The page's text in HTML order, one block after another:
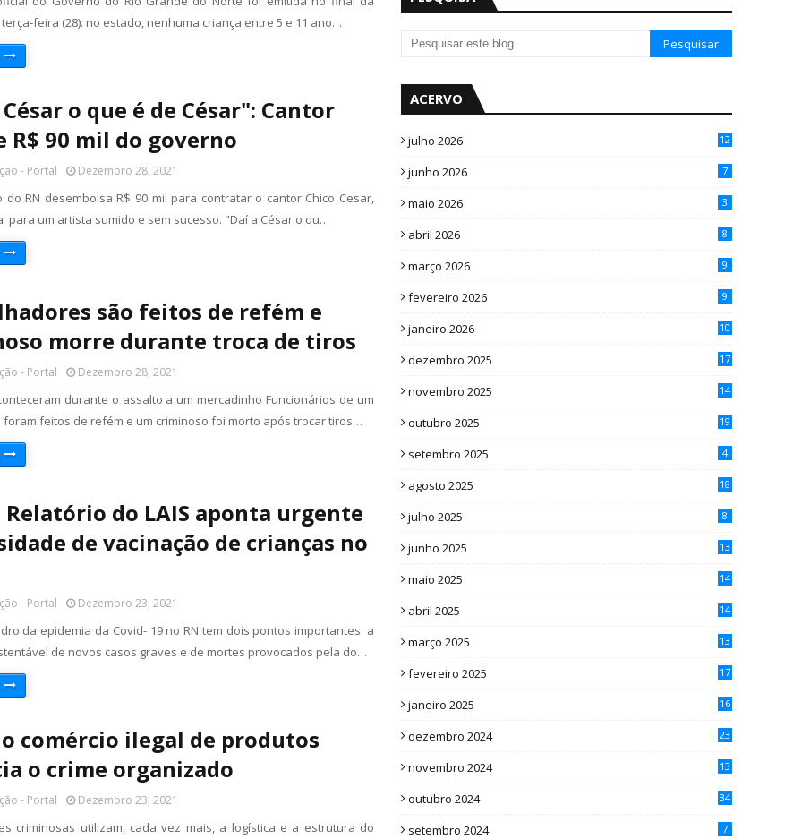
feira (28): no estado, nenhuma criança entre 5 e 11 ano…
o que é de César": Cantor
R$ 90 mil do governo
- Portal Dezembro 28, 2021
do RN desembolsa R$ 90 mil para contratar o cantor Chico Cesar,
para um artista sumido e sem sucesso. "Daí a César o qu…
são feitos de refém e
morre durante troca de tiros
- Portal Dezembro 28, 2021
durante o assalto a um mercadinho Funcionários de um
foram feitos de refém e um criminoso foi morto após trocar tiros…
Relatório do LAIS aponta urgente
de vacinação de crianças no
- Portal Dezembro 23, 2021
da epidemia da Covid- 19 no RN tem dois pontos importantes: a
de novos casos graves e de mortes provocados pela do…
o comércio ilegal de produtos
o crime organizado
- Portal Dezembro 23, 2021
criminosas utilizam, cada vez mais, a logística e a estrutura do
ACERVO
julho 2026 12
junho 2026 7
maio 2026 3
abril 2026 8
março 2026 9
fevereiro 2026 9
janeiro 2026 10
dezembro 2025 17
novembro 2025 14
outubro 2025 19
setembro 2025 4
agosto 2025 18
julho 2025 8
junho 2025 13
maio 2025 14
abril 2025 14
março 2025 13
fevereiro 2025 17
janeiro 2025 16
dezembro 2024 23
novembro 2024 13
outubro 2024 34
setembro 2024 7